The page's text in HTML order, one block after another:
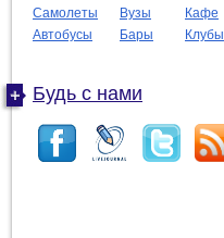
Самолеты
Вузы
Кафе
Автобусы
Бары Клубы
Будь с нами